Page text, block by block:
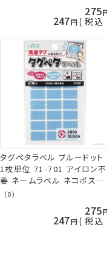
275
247 税込
タグペタラベル ブルードット
1枚単位 71-701 アイロン不
要 ネームラベル ネコポス可
クロバー clv 手芸の山久
（0）
275
247 税込